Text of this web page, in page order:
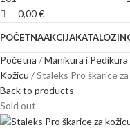
0,00€
POČETNAAKCIJAKATALOZI
Početna Manikura i Pedikura
Kožicu
Staleks Pro škarice
Back to products
Sold out